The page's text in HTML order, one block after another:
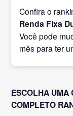
Confira o
Renda Fixa
Você pode
mês para ter
ESCOLHA UMA
COMPLETO